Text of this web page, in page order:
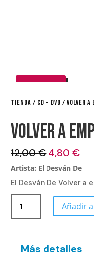
¡OFERTA!
TIENDA / CD + DVD / VOLVER A
Volver a
12,00€ El
precio
original
era:
12,00 €.
4,80€
es:
Artista: El Desván De
El Desván De Volver a
empezar
cantidad
Añadir
Más detalles